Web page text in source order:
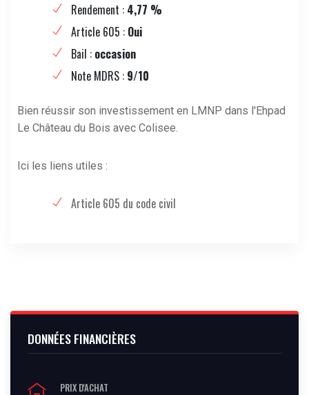
Rendement : 4,77 %
Article 605 : Oui
Bail : occasion
Note MDRS : 9/10
Bien réussir son investissement en LMNP dans l'Ehpad
Le Château du Bois avec Colisee.
Ici les liens utiles :
Article 605 du code civil
DONNÉES FINANCIÈRES
PRIX D'ACHAT